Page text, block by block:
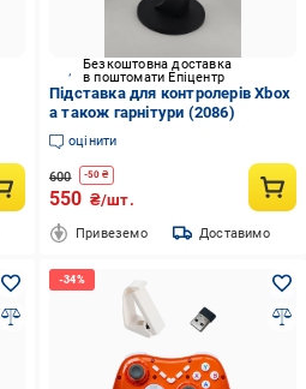
Безкоштовна доставка
в поштомати Епіцентр
Підставка для контролерів Xbox
а також гарнітури (2086)
оцінити
600 -50 ₴
550 ₴/шт.
Привеземо Доставимо